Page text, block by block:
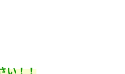
い！！